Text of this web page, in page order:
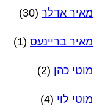
מאיר אדלר (30)
מאיר בריינעס (1)
מוטי כהן (2)
מוטי לוי (4)